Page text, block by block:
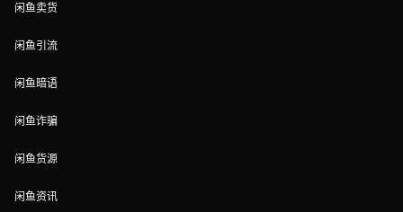
闲鱼卖货
闲鱼引流
闲鱼暗语
闲鱼诈骗
闲鱼货源
闲鱼资讯